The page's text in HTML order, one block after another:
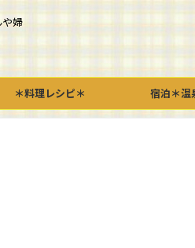
婦
＊料理レシピ＊ 宿泊＊温